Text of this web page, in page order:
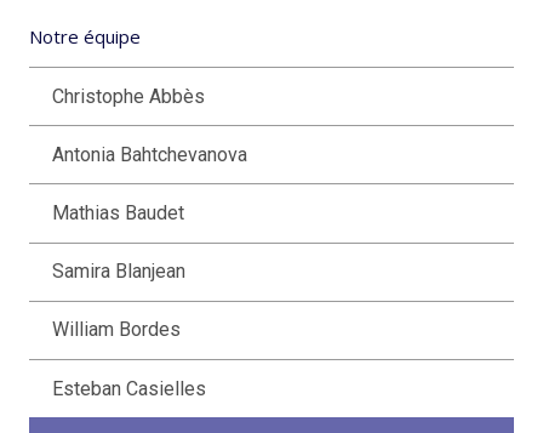
Notre équipe
Christophe Abbès
Antonia Bahtchevanova
Mathias Baudet
Samira Blanjean
William Bordes
Esteban Casielles